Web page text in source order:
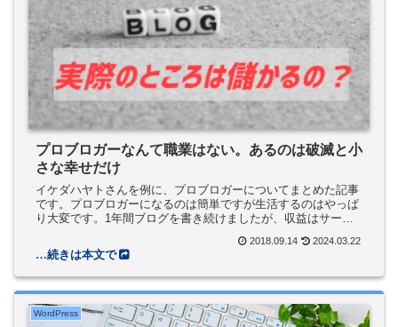
プロブロガーなんて職業はない。あるのは破滅と小
さな幸せだけ
イケダハヤトさんを例に、プロブロガーについてまとめた記事
です。プロブロガーになるのは簡単ですが生活するのはやっぱ
り大変です。1年間ブログを書き続けましたが、収益はサーバ
に、職業としての「ブロガー」にはやはり違和感があります。
2018.09.14 2024.03.22
WordPress